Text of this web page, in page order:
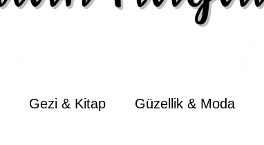
Gezi & Kitap Güzellik & Moda